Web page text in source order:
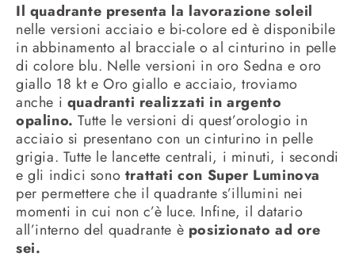
Il quadrante presenta la lavorazione soleil
nelle versioni acciaio e bi-colore ed è disponibile
in abbinamento al bracciale o al cinturino in pelle
di colore blu. Nelle versioni in oro Sedna e oro
giallo 18 kt e Oro giallo e acciaio, troviamo
anche i quadranti realizzati in argento
opalino. Tutte le versioni di quest’orologio in
acciaio si presentano con un cinturino in pelle
grigia. Tutte le lancette centrali, i minuti, i secondi
e gli indici sono trattati con Super Luminova
per permettere che il quadrante s’illumini nei
momenti in cui non c’è luce. Infine, il datario
all’interno del quadrante è posizionato ad ore
sei.